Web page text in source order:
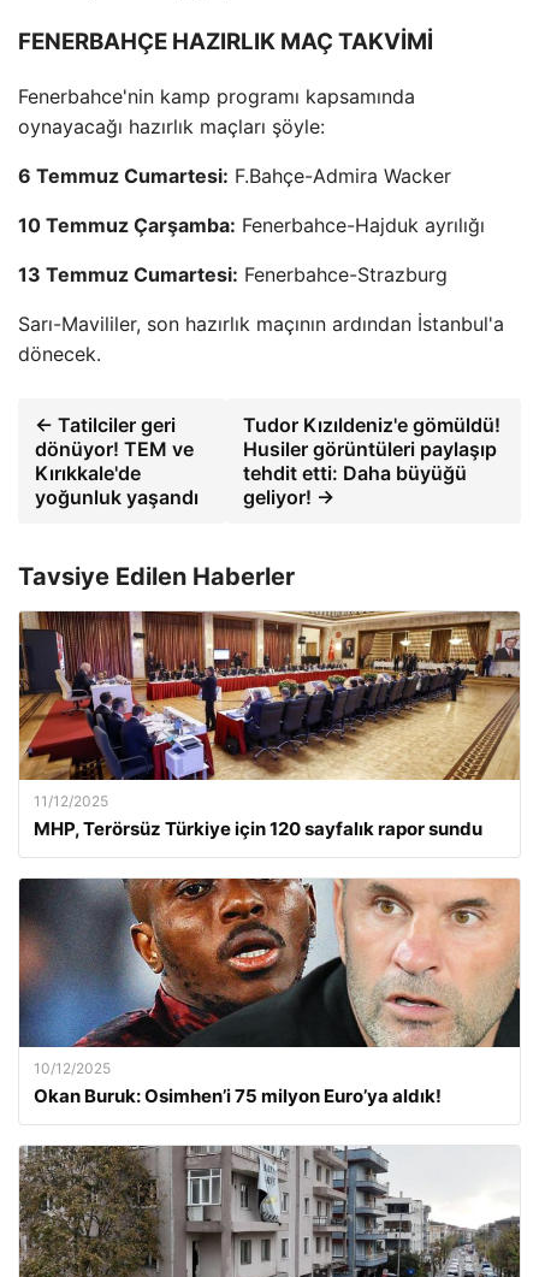
FENERBAHÇE HAZIRLIK MAÇ TAKVİMİ
Fenerbahce'nin kamp programı kapsamında
oynayacağı hazırlık maçları şöyle:
6 Temmuz Cumartesi: F.Bahçe-Admira Wacker
10 Temmuz Çarşamba: Fenerbahce-Hajduk ayrılığı
13 Temmuz Cumartesi: Fenerbahce-Strazburg
Sarı-Mavililer, son hazırlık maçının ardından İstanbul'a
dönecek.
← Tatilciler geri
dönüyor! TEM ve
Kırıkkale'de
yoğunluk yaşandı
Tudor Kızıldeniz'e gömüldü!
Husiler görüntüleri paylaşıp
tehdit etti: Daha büyüğü
geliyor! →
Tavsiye Edilen Haberler
11/12/2025
MHP, Terörsüz Türkiye için 120 sayfalık rapor sundu
10/12/2025
Okan Buruk: Osimhen’i 75 milyon Euro’ya aldık!